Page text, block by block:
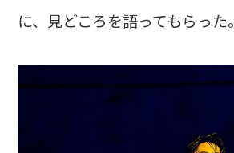
に、見どころを語ってもらった。